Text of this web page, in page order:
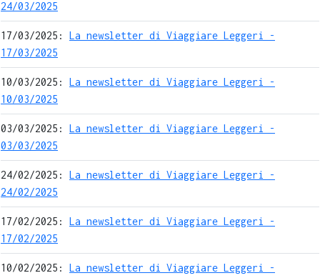
24/03/2025
17/03/2025: La newsletter di Viaggiare Leggeri -
17/03/2025
10/03/2025: La newsletter di Viaggiare Leggeri -
10/03/2025
03/03/2025: La newsletter di Viaggiare Leggeri -
03/03/2025
24/02/2025: La newsletter di Viaggiare Leggeri -
24/02/2025
17/02/2025: La newsletter di Viaggiare Leggeri -
17/02/2025
10/02/2025: La newsletter di Viaggiare Leggeri -